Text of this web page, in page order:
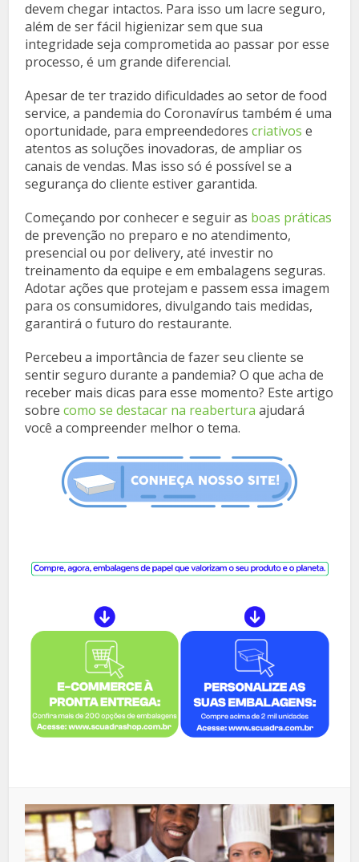
devem chegar intactos. Para isso um lacre seguro,
além de ser fácil higienizar sem que sua
integridade seja comprometida ao passar por esse
processo, é um grande diferencial.
Apesar de ter trazido dificuldades ao setor de food
service, a pandemia do Coronavírus também é uma
oportunidade, para empreendedorescriativos e
atentos as soluções inovadoras, de ampliar os
canais de vendas. Mas isso só é possível se a
segurança do cliente estiver garantida.
Começando por conhecer e seguir as boas práticas
de prevenção no preparo e no atendimento,
presencial ou por delivery, até investir no
treinamento da equipe e em embalagens seguras.
Adotar ações que protejam e passem essa imagem
para os consumidores, divulgando tais medidas,
garantirá o futuro do restaurante.
Percebeu a importância de fazer seu cliente se
sentir seguro durante a pandemia? O que acha de
receber mais dicas para esse momento? Este artigo
sobrecomo se destacar na reabertura ajudará
você a compreender melhor o tema.